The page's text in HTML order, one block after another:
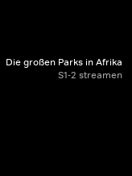
Die großen Parks in Afrika
S1-2 streamen